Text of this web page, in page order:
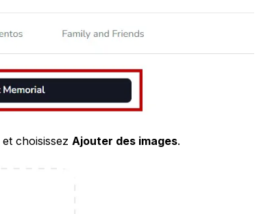
et choisissez Ajouter des images.